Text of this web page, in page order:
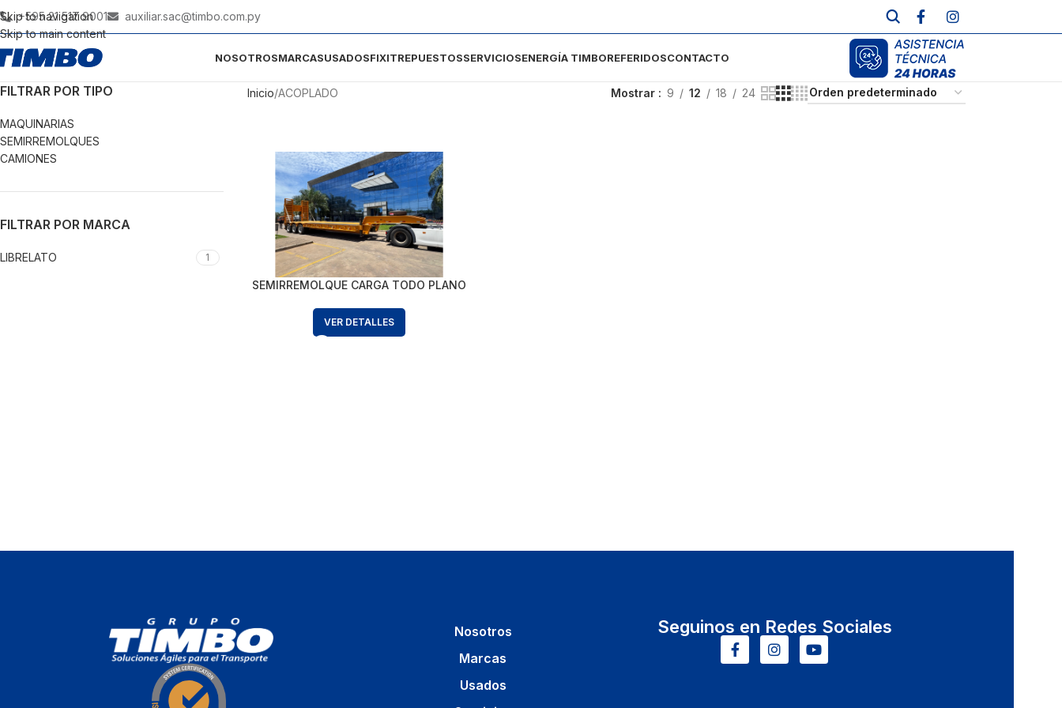
Skip to navigation
Skip to main content
+595 21 517 9001 auxiliar.sac@timbo.com.py
NOSOTROSMARCASUSADOSFIXITREPUESTOSSERVICIOSENERGÍA TIMBOREFERIDOSCONTACTO
FILTRAR POR TIPO
MAQUINARIAS
SEMIRREMOLQUES
CAMIONES
FILTRAR POR MARCA
LIBRELATO 1
Inicio ACOPLADO Mostrar 9 12 18 24
SEMIRREMOLQUE CARGA TODO PLANO
VER DETALLES
Nosotros
Marcas
Usados
Seguinos en Redes Sociales